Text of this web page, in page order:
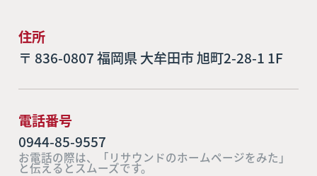
住所
〒 836-0807 福岡県 大牟田市 旭町2-28-1 1F
電話番号
0944-85-9557
お電話の際は、「リサウンドのホームページをみた」
と伝えるとスムーズです。